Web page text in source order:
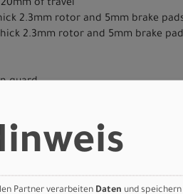
of travel
2.3mm rotor and 5mm brake
2.3mm rotor and 5mm brake
guard
Reflect 27.5X2.6
Reflect 27.5X2.6
charger, 31.8mm.
7.8°, Bar End 22.2mm, 690-730mm
Partner verarbeiten Daten und speichern